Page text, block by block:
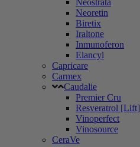
Neostrata
Neoretin
Biretix
Iraltone
Inmunoferon
Elancyl
Capricare
Carmex
Caudalie
Premier Cru
Resveratrol [Lift]
Vinoperfect
Vinosource
CeraVe